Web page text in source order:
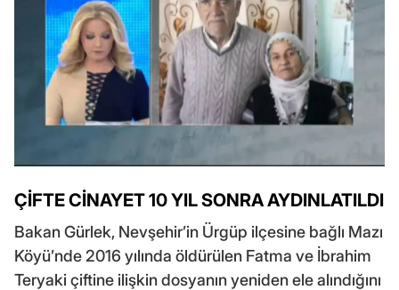
ÇİFTE CİNAYET 10 YIL SONRA AYDINLATILDI
Bakan Gürlek, Nevşehir’in Ürgüp ilçesine bağlı Mazı
Köyü’nde 2016 yılında öldürülen Fatma ve İbrahim
Teryaki çiftine ilişkin dosyanın yeniden ele alındığını